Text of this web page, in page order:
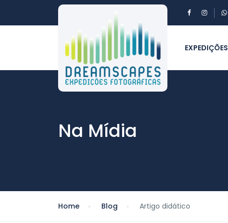
EXPEDIÇÕES
Na Mídia
Home Blog Artigo didático